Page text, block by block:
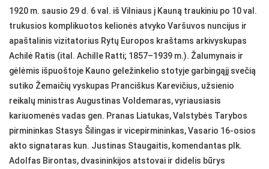
1920 m. sausio 29 d. 6 val. iš Vilniaus į Kauną traukiniu po 10 val.
trukusios komplikuotos kelionės atvyko Varšuvos nuncijus ir
apaštalinis vizitatorius Rytų Europos kraštams arkivyskupas
Achilė Ratis (ital. Achille Ratti; 1857–1939 m.). Žalumynais ir
gėlėmis išpuoštoje Kauno geležinkelio stotyje garbingąjį svečią
sutiko Žemaičių vyskupas Pranciškus Karevičius, užsienio
reikalų ministras Augustinas Voldemaras, vyriausiasis
kariuomenės vadas gen. Pranas Liatukas, Valstybės Tarybos
pirmininkas Stasys Šilingas ir vicepirmininkas, Vasario 16-osios
akto signataras kun. Justinas Staugaitis, komendantas plk.
Adolfas Birontas, dvasininkijos atstovai ir didelis būrys